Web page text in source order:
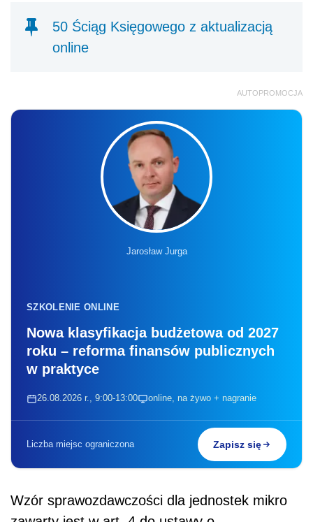
50 Ściąg Księgowego z aktualizacją
online
AUTOPROMOCJA
Jarosław Jurga
SZKOLENIE ONLINE
Nowa klasyfikacja budżetowa od 2027
roku – reforma finansów publicznych
w praktyce
26.08.2026 r., 9:00-13:00 online, na żywo + nagranie
Liczba miejsc ograniczona Zapisz się
Wzór sprawozdawczości dla jednostek mikro